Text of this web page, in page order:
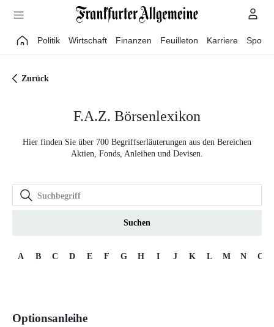
Direkt zum Hauptinhalt
Politik Wirtschaft Finanzen Feuilleton Karriere Sport
Zurück
F.A.Z. Börsenlexikon
Hier finden Sie über 700 Begriffserläuterungen aus den Bereichen
Aktien, Fonds, Anleihen und Devisen.
Suchen
A B C D E F G H I J K L M N O
Optionsanleihe